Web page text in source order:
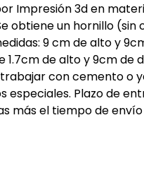
Impresión 3d en
obtiene un hornillo (sin
9 cm de alto y
1.7cm de alto y 9cm de
con cemento o
especiales. Plazo de
más el tiempo de